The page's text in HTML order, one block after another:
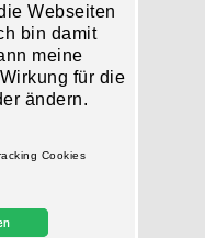
Webseiten
bin damit
meine
für die
ändern.
Cookies
ASE